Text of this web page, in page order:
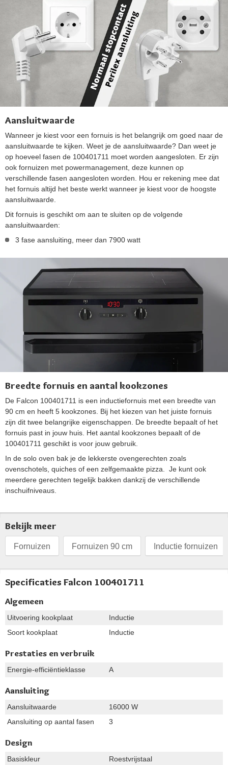
Aansluitwaarde
Wanneer je kiest voor een fornuis is het belangrijk om goed naar de
aansluitwaarde te kijken. Weet je de aansluitwaarde? Dan weet je
op hoeveel fasen de 100401711 moet worden aangesloten. Er zijn
ook fornuizen met powermanagement, deze kunnen op
verschillende fasen aangesloten worden. Hou er rekening mee dat
het fornuis altijd het beste werkt wanneer je kiest voor de hoogste
aansluitwaarde.
Dit fornuis is geschikt om aan te sluiten op de volgende
aansluitwaarden:
3 fase aansluiting, meer dan 7900 watt
Breedte fornuis en aantal kookzones
De Falcon 100401711 is een inductiefornuis met een breedte van
90 cm en heeft 5 kookzones. Bij het kiezen van het juiste fornuis
zijn dit twee belangrijke eigenschappen. De breedte bepaalt of het
fornuis past in jouw huis. Het aantal kookzones bepaalt of de
100401711 geschikt is voor jouw gebruik.
In de solo oven bak je de lekkerste ovengerechten zoals
ovenschotels, quiches of een zelfgemaakte pizza. Je kunt ook
meerdere gerechten tegelijk bakken dankzij de verschillende
inschuifniveaus.
Bekijk meer
Fornuizen Fornuizen 90 cm Inductie fornuizen
Specificaties Falcon 100401711
Algemeen
Uitvoering kookplaat
Inductie
Soort kookplaat
Inductie
Prestaties en verbruik
Energie-efficiëntieklasse A
Aansluiting
Aansluitwaarde
16000 W
Aansluiting op aantal fasen
3
Design
Basiskleur Roestvrijstaal